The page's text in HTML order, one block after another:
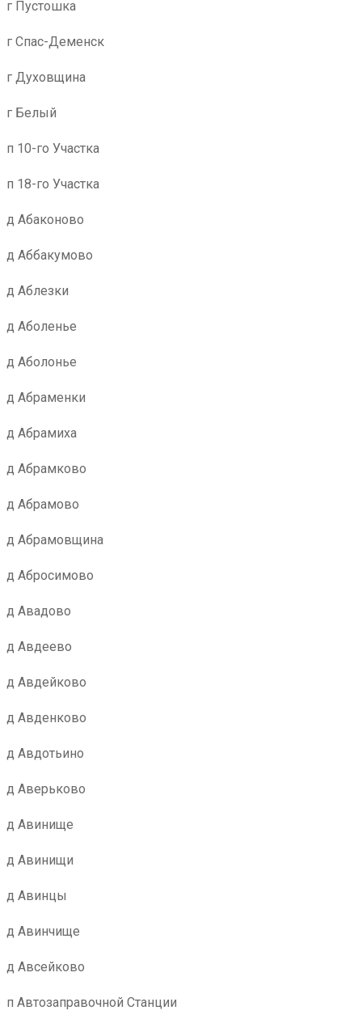
г Пустошка
г Спас-Деменск
г Духовщина
г Белый
п 10-го Участка
п 18-го Участка
д Абаконово
д Аббакумово
д Аблезки
д Аболенье
д Аболонье
д Абраменки
д Абрамиха
д Абрамково
д Абрамово
д Абрамовщина
д Абросимово
д Авадово
д Авдеево
д Авдейково
д Авденково
д Авдотьино
д Аверьково
д Авинище
д Авинищи
д Авинцы
д Авинчище
д Авсейково
п Автозаправочной Станции